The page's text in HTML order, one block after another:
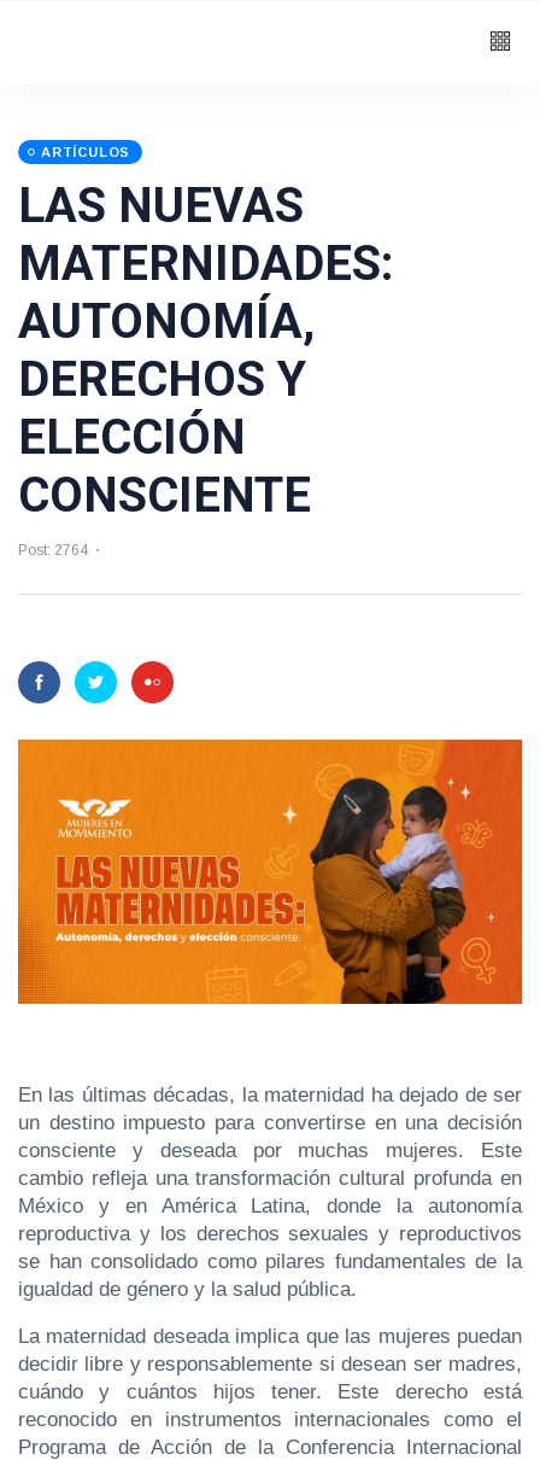
ARTÍCULOS
LAS NUEVAS
MATERNIDADES:
AUTONOMÍA,
DERECHOS Y
ELECCIÓN
CONSCIENTE
Post: 2764
En las últimas décadas, la maternidad ha dejado de ser
un destino impuesto para convertirse en una decisión
consciente y deseada por muchas mujeres. Este
cambio refleja una transformación cultural profunda en
México y en América Latina, donde la autonomía
reproductiva y los derechos sexuales y reproductivos
se han consolidado como pilares fundamentales de la
igualdad de género y la salud pública.
La maternidad deseada implica que las mujeres puedan
decidir libre y responsablemente si desean ser madres,
cuándo y cuántos hijos tener. Este derecho está
reconocido en instrumentos internacionales como el
Programa de Acción de la Conferencia Internacional